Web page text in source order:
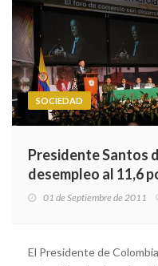
SOCIEDAD
Presidente Santos
desempleo al 11,6
01 de Septiembre de 2011
El Presidente de